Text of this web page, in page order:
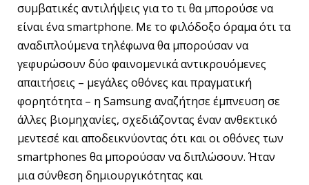
συμβατικές αντιλήψεις για το τι θα μπορούσε να
είναι ένα smartphone. Με το φιλόδοξο όραμα ότι τα
αναδιπλούμενα τηλέφωνα θα μπορούσαν να
γεφυρώσουν δύο φαινομενικά αντικρουόμενες
απαιτήσεις – μεγάλες οθόνες και πραγματική
φορητότητα – η Samsung αναζήτησε έμπνευση σε
άλλες βιομηχανίες, σχεδιάζοντας έναν ανθεκτικό
μεντεσέ και αποδεικνύοντας ότι και οι οθόνες των
smartphones θα μπορούσαν να διπλώσουν. Ήταν
μια σύνθεση δημιουργικότητας και